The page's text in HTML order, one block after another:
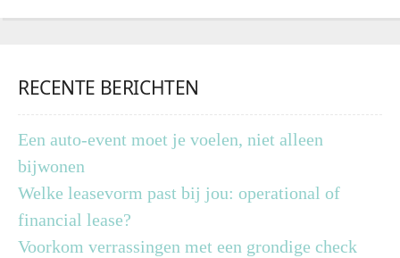
RECENTE BERICHTEN
Een auto-event moet je voelen, niet alleen
bijwonen
Welke leasevorm past bij jou: operational of
financial lease?
Voorkom verrassingen met een grondige check